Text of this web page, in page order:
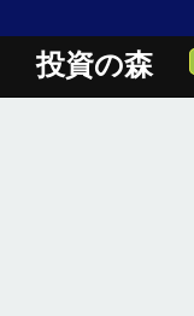
投資の森